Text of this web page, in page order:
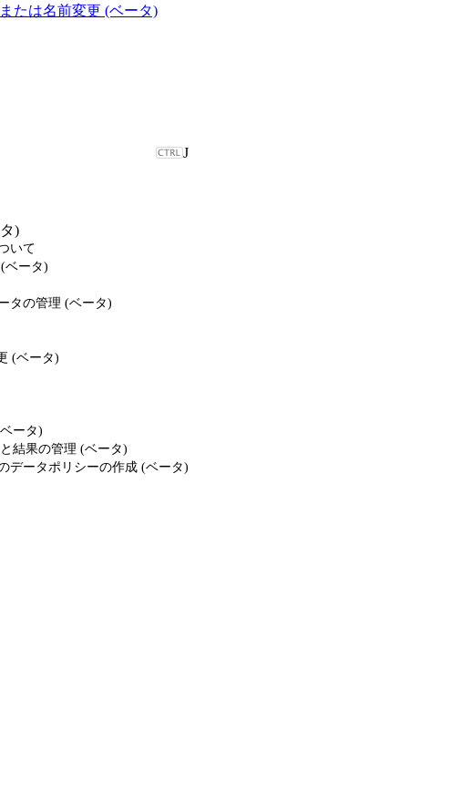
たは名前変更 (ベータ)
J
)
いて
ベータ)
タの管理 (ベータ)
(ベータ)
ータ)
結果の管理 (ベータ)
データポリシーの作成 (ベータ)